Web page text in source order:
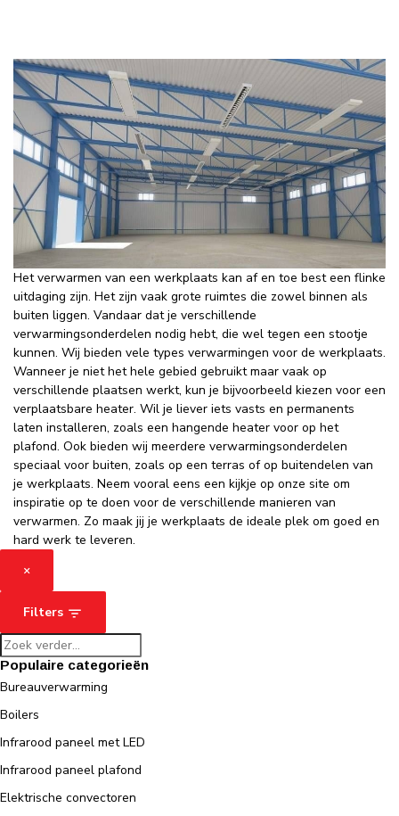
Het verwarmen van een werkplaats kan af en toe best een flinke
uitdaging zijn. Het zijn vaak grote ruimtes die zowel binnen als
buiten liggen. Vandaar dat je verschillende
verwarmingsonderdelen nodig hebt, die wel tegen een stootje
kunnen. Wij bieden vele types verwarmingen voor de werkplaats.
Wanneer je niet het hele gebied gebruikt maar vaak op
verschillende plaatsen werkt, kun je bijvoorbeeld kiezen voor een
verplaatsbare heater. Wil je liever iets vasts en permanents
laten installeren, zoals een hangende heater voor op het
plafond. Ook bieden wij meerdere verwarmingsonderdelen
speciaal voor buiten, zoals op een terras of op buitendelen van
je werkplaats. Neem vooral eens een kijkje op onze site om
inspiratie op te doen voor de verschillende manieren van
verwarmen. Zo maak jij je werkplaats de ideale plek om goed en
hard werk te leveren.
×
Filters
Populaire categorieën
Bureauverwarming
Boilers
Infrarood paneel met LED
Infrarood paneel plafond
Elektrische convectoren